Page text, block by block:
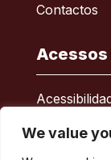
We value
Contactos
Acessos
ERSAR –